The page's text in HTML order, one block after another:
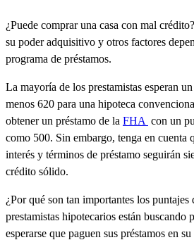
¿Puede comprar una casa con mal
su poder adquisitivo y otros factores
programa de préstamos.
La mayoría de los prestamistas esperan
menos 620 para una hipoteca
obtener un préstamo de la FHA con un
como 500. Sin embargo, tenga en cuenta
interés y términos de préstamo seguirán
crédito sólido.
¿Por qué son tan importantes los puntajes
prestamistas hipotecarios están buscando
esperarse que paguen sus préstamos en